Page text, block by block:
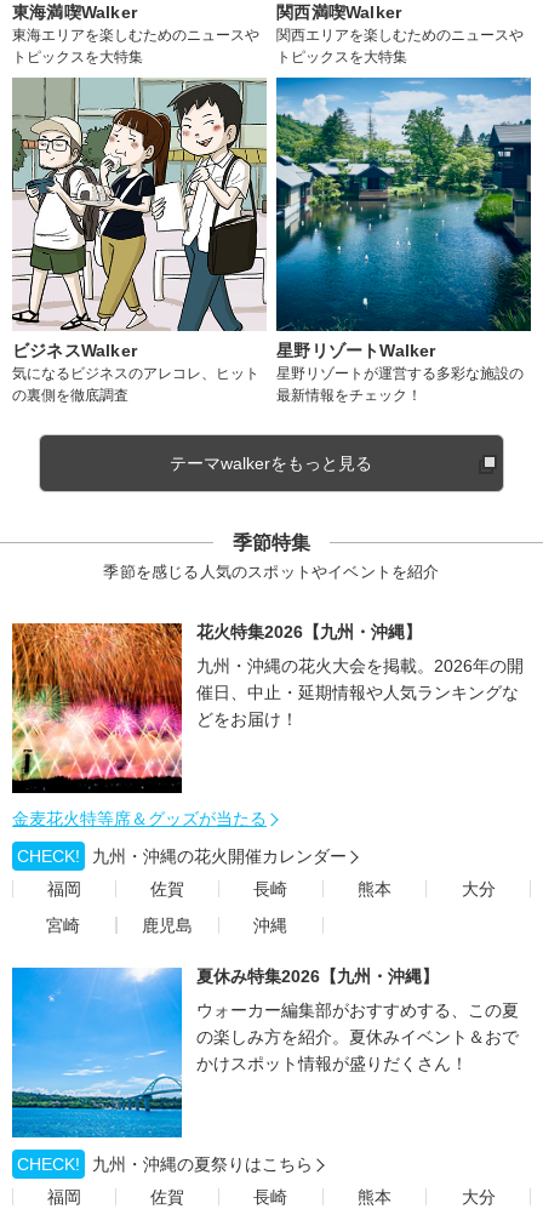
東海満喫Walker
東海エリアを楽しむためのニュースや
トピックスを大特集
関西満喫Walker
関西エリアを楽しむためのニュースや
トピックスを大特集
ビジネスWalker
気になるビジネスのアレコレ、ヒット
の裏側を徹底調査
星野リゾートWalker
星野リゾートが運営する多彩な施設の
最新情報をチェック！
テーマwalkerをもっと見る
季節特集
季節を感じる人気のスポットやイベントを紹介
花火特集2026【九州・沖縄】
九州・沖縄の花火大会を掲載。2026年の開
催日、中止・延期情報や人気ランキングな
どをお届け！
金麦花火特等席＆グッズが当たる
CHECK!
九州・沖縄の花火開催カレンダー
福岡
佐賀 長崎 熊本
大分
宮崎
鹿児島 沖縄
夏休み特集2026【九州・沖縄】
ウォーカー編集部がおすすめする、この夏
の楽しみ方を紹介。夏休みイベント＆おで
かけスポット情報が盛りだくさん！
CHECK!
九州・沖縄の夏祭りはこちら
福岡
佐賀 長崎 熊本
大分